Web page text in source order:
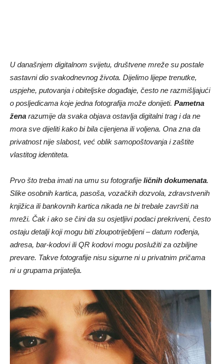
U današnjem digitalnom svijetu, društvene mreže su postale
sastavni dio svakodnevnog života. Dijelimo lijepe trenutke,
uspjehe, putovanja i obiteljske događaje, često ne razmišljajući
o posljedicama koje jedna fotografija može donijeti. Pametna
žena razumije da svaka objava ostavlja digitalni trag i da ne
mora sve dijeliti kako bi bila cijenjena ili voljena. Ona zna da
privatnost nije slabost, već oblik samopoštovanja i zaštite
vlastitog identiteta.
Prvo što treba imati na umu su fotografije ličnih dokumenata.
Slike osobnih kartica, pasoša, vozačkih dozvola, zdravstvenih
knjižica ili bankovnih kartica nikada ne bi trebale završiti na
mreži. Čak i ako se čini da su osjetljivi podaci prekriveni, često
ostaju detalji koji mogu biti zloupotrijebljeni – datum rođenja,
adresa, bar-kodovi ili QR kodovi mogu poslužiti za ozbiljne
prevare. Takve fotografije nisu sigurne ni u privatnim pričama
ni u grupama prijatelja.